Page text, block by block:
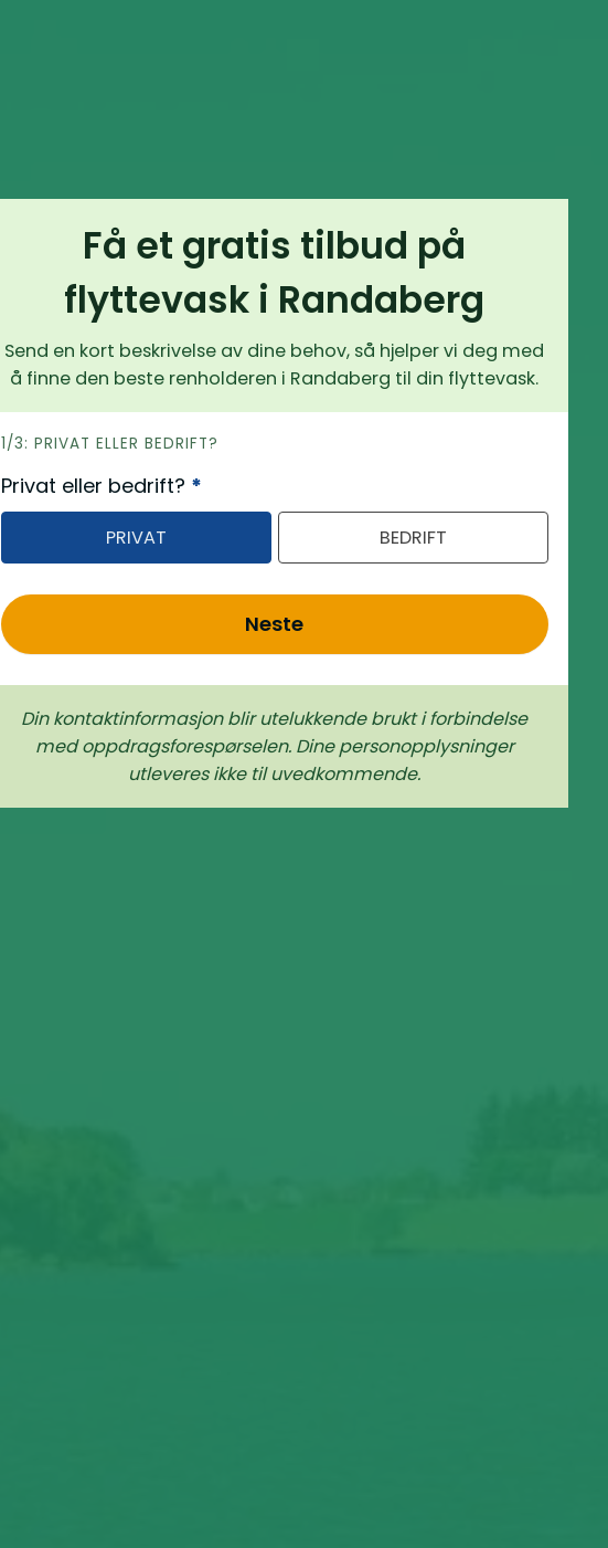
Få et gratis tilbud på
flyttevask i Randaberg
Send en kort beskrivelse av dine behov, så hjelper vi deg med
å finne den beste renholderen i Randaberg til din flyttevask.
h
e
r
1/3: PRIVAT ELLER BEDRIFT?
Privat eller bedrift? *
PRIVAT BEDRIFT
Neste
Din kontaktinformasjon blir utelukkende brukt i forbindelse
med oppdrags­forespørselen. Dine person­­opplysninger
utleveres ikke til uvedkommende.